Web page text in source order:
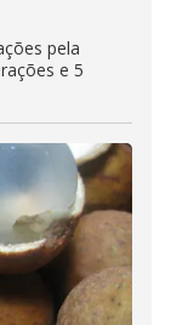
pela
e 5